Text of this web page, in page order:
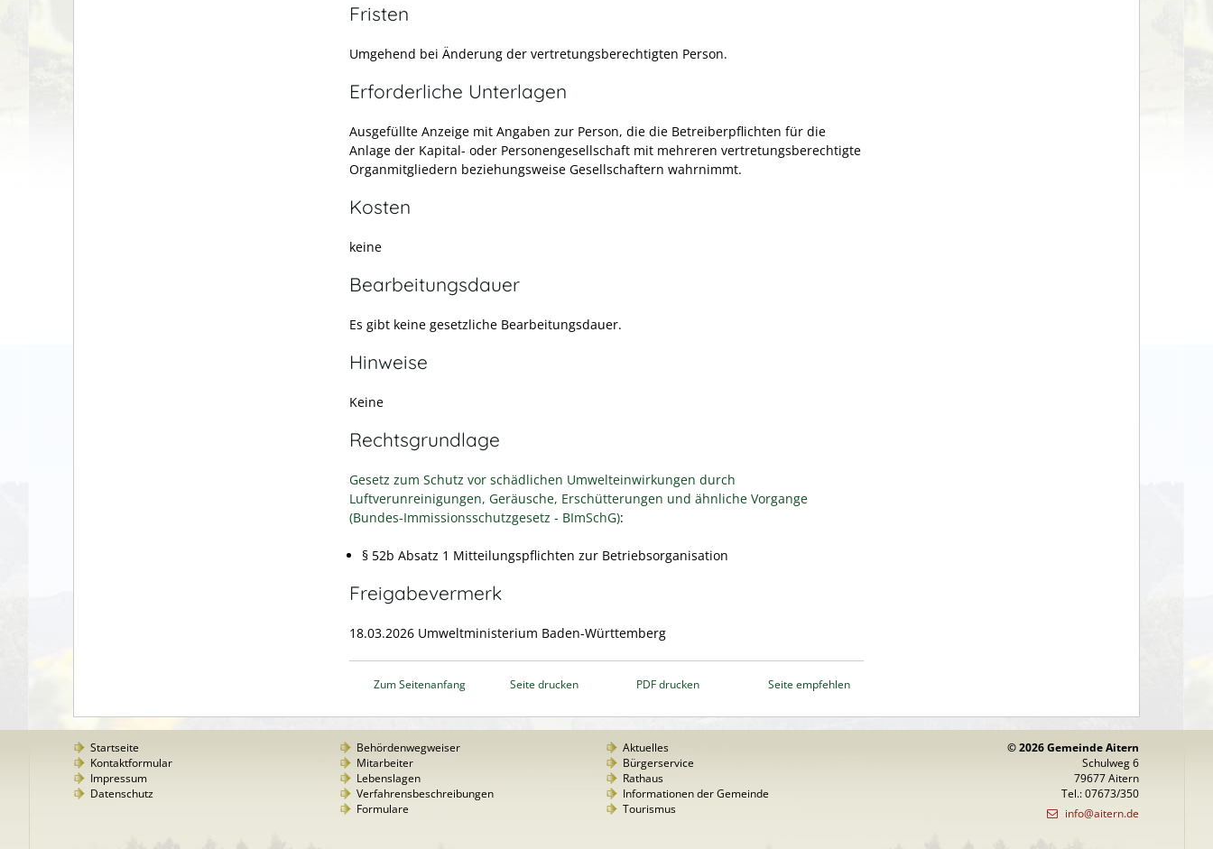
Fristen
Umgehend bei Änderung der vertretungsberechtigten Person.
Erforderliche Unterlagen
Ausgefüllte Anzeige mit Angaben zur Person, die die Betreiberpflichten für die
Anlage der Kapital- oder Personengesellschaft mit mehreren vertretungsberechtigte
Organmitgliedern beziehungsweise Gesellschaftern wahrnimmt.
Kosten
keine
Bearbeitungsdauer
Es gibt keine gesetzliche Bearbeitungsdauer.
Hinweise
Keine
Rechtsgrundlage
Gesetz zum Schutz vor schädlichen Umwelteinwirkungen durch
Luftverunreinigungen, Geräusche, Erschütterungen und ähnliche Vorgange
(Bundes-Immissionsschutzgesetz - BImSchG):
§ 52b Absatz 1 Mitteilungspflichten zur Betriebsorganisation
Freigabevermerk
18.03.2026 Umweltministerium Baden-Württemberg
Zum Seitenanfang Seite drucken PDF drucken Seite empfehlen
Startseite
Kontaktformular
Impressum
Datenschutz
Behördenwegweiser
Mitarbeiter
Lebenslagen
Verfahrensbeschreibungen
Formulare
Aktuelles
Bürgerservice
Rathaus
Informationen der Gemeinde
Tourismus
© 2026 Gemeinde Aitern
Schulweg 6
79677 Aitern
Tel.: 07673/350
info@aitern.de